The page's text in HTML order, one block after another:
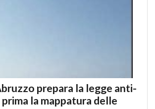
prepara la legge anti-
la mappatura delle